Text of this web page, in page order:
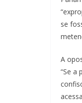
se
A
“Se a